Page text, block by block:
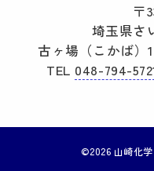
〒
埼玉県さ
古ヶ場（こかば）
TEL 048-794-
©2026 山崎化